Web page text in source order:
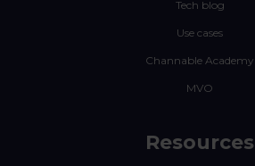
Tech blog
Use cases
Channable Academy
MVO
Resources